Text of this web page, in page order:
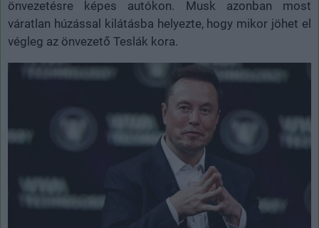
önvezetésre képes autókon. Musk azonban most
váratlan húzással kilátásba helyezte, hogy mikor jöhet el
végleg az önvezető Teslák kora.